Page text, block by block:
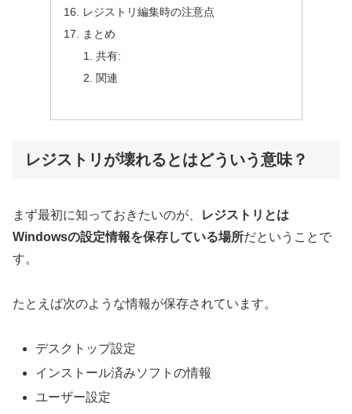
レジストリ編集時の注意点
まとめ
共有:
関連
レジストリが壊れるとはどういう意味？
まず最初に知っておきたいのが、
レジストリとは
Windowsの設定情報を保存している場所だということで
す。
たとえば次のような情報が保存されています。
デスクトップ設定
インストール済みソフトの情報
ユーザー設定